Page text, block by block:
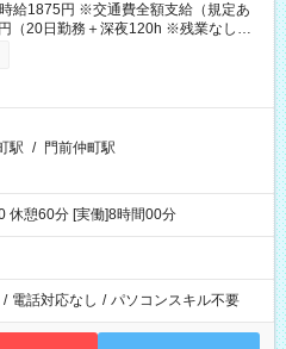
給1875円 ※交通費全額支給（規定あ
（20日勤務＋深夜120h ※残業なしの場
駅 / 門前仲町駅
休憩60分 [実働]8時間00分
/ 電話対応なし / パソコンスキル不要